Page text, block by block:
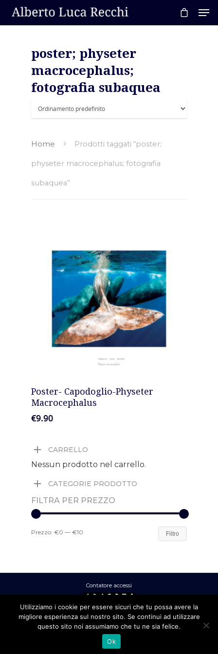
Hit enter to search or ESC to close
poster; physeter
macrocephalus;
fotografia subaquea
Home Prodotti taggati “poster;
physeter macrocephalus; fotografia
subaquea”
AGGIUNGI AL CARRELLO
Poster- Capodoglio-Physeter
Macrocephalus
€9.90
CARRELLO
Nessun prodotto nel carrello.
CATEGORIE PRODOTTO
FILTRA PER PREZZO
Filtro
Prezzo: €0 — €10
Contatore accessi
Ral Srl - Via Clitunno 2 – 00198 ROMA
- P.IVA 01872961006 -
Credits
Utilizziamo i cookie per essere sicuri che tu possa avere la
migliore esperienza sul nostro sito. Se continui ad utilizzare
questo sito noi assumiamo che tu ne sia felice.
Ok
News
Gallery
Expeditions
Shop